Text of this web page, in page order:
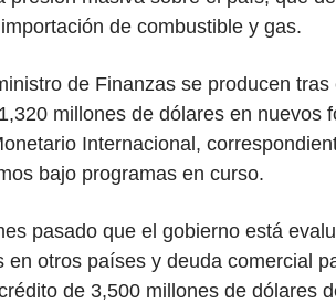
de combustible y gas.
de Finanzas se producen tras
millones de dólares en nuevos
Internacional,
bajo programas en curso.
pasado que el gobierno está
en otros países y deuda comercial
de 3,500 millones de dólares